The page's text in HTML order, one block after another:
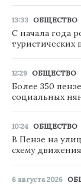
13:33 ОБЩЕСТВО
С начала года
туристических
12:29 ОБЩЕСТВО
Более 350
социальных
10:24 ОБЩЕСТВО
В Пензе на
схему движения
6 августа 2026